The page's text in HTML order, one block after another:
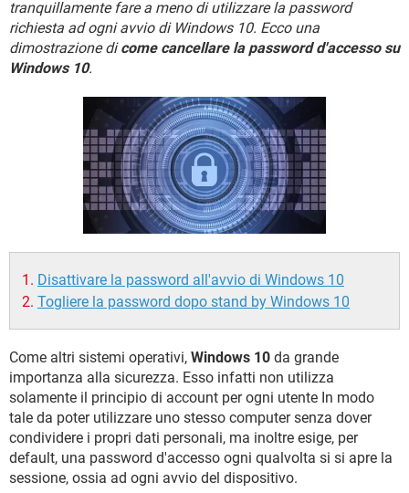
TIKTOK FACEBOOK
HARDWARE
INSTAGRAM WHATSAPP
TIKTOK FACEBOOK
INTRATTENIMENTO ANDROID
iOS WINDOWS 10
INSTAGRAM
FACEBOOK
tranquillamente fare a meno di utilizzare la password
richiesta ad ogni avvio di Windows 10. Ecco una
dimostrazione dicome cancellare la password d'accesso su
Windows 10.
Disattivare la password all'avvio di Windows 10
Togliere la password dopo stand by Windows 10
Come altri sistemi operativi, Windows 10 da grande
importanza alla sicurezza. Esso infatti non utilizza
solamente il principio di account per ogni utente In modo
tale da poter utilizzare uno stesso computer senza dover
condividere i propri dati personali, ma inoltre esige, per
default, una password d'accesso ogni qualvolta si si apre la
sessione, ossia ad ogni avvio del dispositivo.